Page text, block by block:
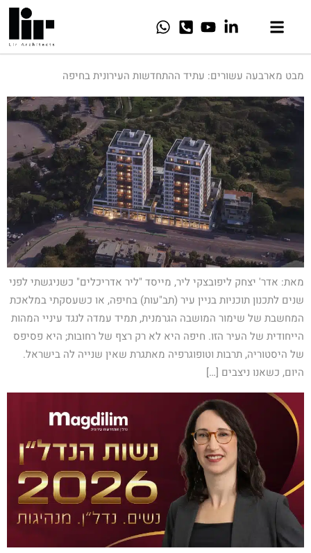
מבט מארבעה עשורים: עתיד ההתחדשות העירונית בחיפה
מאת: אדר' יצחק ליפובצקי ליר, מייסד "ליר אדריכלים" כשניגשתי לפני
שנים לתכנון תוכניות בניין עיר (תב"עות) בחיפה, או כשעסקתי במלאכת
המחשבת של שימור המושבה הגרמנית, תמיד עמדה לנגד עיניי המהות
הייחודית של העיר הזו. חיפה היא לא רק רצף של רחובות; היא פסיפס
של היסטוריה, תרבות וטופוגרפיה מאתגרת שאין שנייה לה בישראל.
היום, כשאנו ניצבים […]